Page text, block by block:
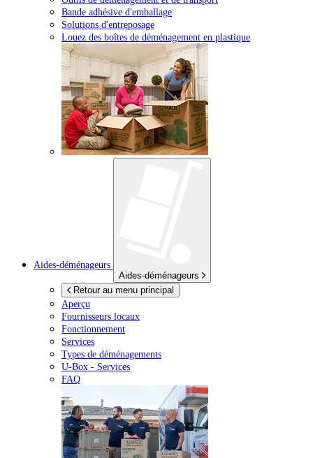
Bande adhésive d'emballage
Solutions d'entreposage
Louez des boîtes de déménagement en plastique
Aides-déménageurs
Aides-déménageurs
Retour au menu principal
Aperçu
Fournisseurs locaux
Fonctionnement
Services
Types de déménagements
U-Box - Services
FAQ